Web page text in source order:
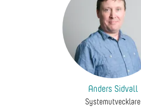
Anders Sidvall
Systemutvecklare